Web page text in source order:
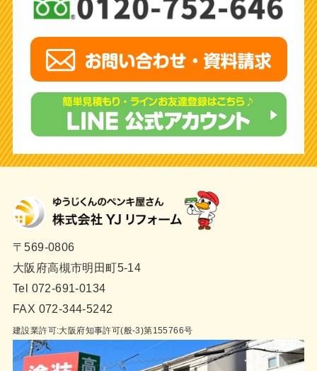
〒569-0806
大阪府高槻市明田町5-14
Tel 072-691-0134
FAX 072-344-5242
建設業許可:大阪府知事許可(般-3)第155766号